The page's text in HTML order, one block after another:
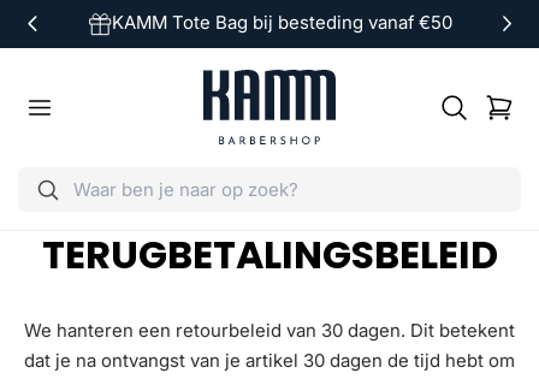
de inhoudKAMM Tote Bag bij besteding vanaf €50
TERUGBETALINGSBELEID
We hanteren een retourbeleid van 30 dagen. Dit betekent
dat je na ontvangst van je artikel 30 dagen de tijd hebt om